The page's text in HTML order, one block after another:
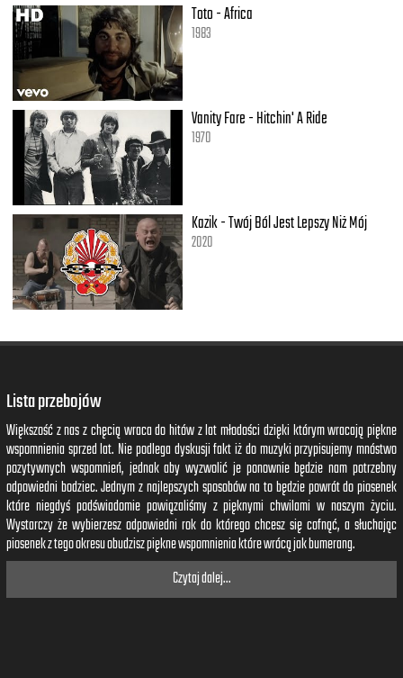
Toto - Africa
1983
Vanity Fare - Hitchin' A Ride
1970
Kazik - Twój Ból Jest Lepszy Niż Mój
2020
Lista przebojów
Większość z nas z chęcią wraca do hitów z lat młodości dzięki którym wracają piękne
wspomnienia sprzed lat. Nie podlega dyskusji fakt iż do muzyki przypisujemy mnóstwo
pozytywnych wspomnień, jednak aby wyzwolić je ponownie będzie nam potrzebny
odpowiedni bodziec. Jednym z najlepszych sposobów na to będzie powrót do piosenek
które niegdyś podświadomie powiązaliśmy z pięknymi chwilami w naszym życiu.
Wystarczy że wybierzesz odpowiedni rok do którego chcesz się cofnąć, a słuchając
piosenek z tego okresu obudzisz piękne wspomnienia które wrócą jak bumerang.
Czytaj dalej...